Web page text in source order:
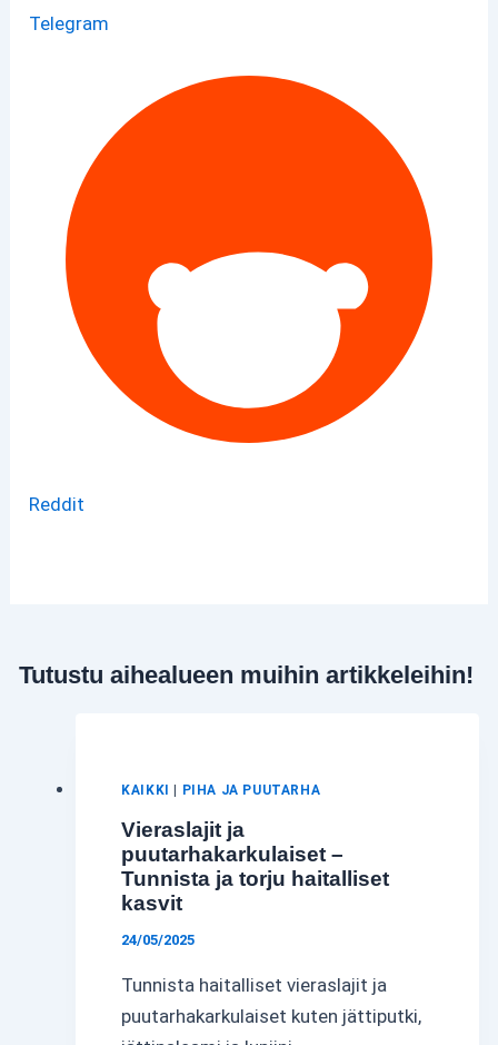
Telegram
Reddit
Tutustu aihealueen muihin artikkeleihin!
KAIKKI | PIHA JA PUUTARHA
Vieraslajit ja
puutarhakarkulaiset –
Tunnista ja torju haitalliset
kasvit
24/05/2025
Tunnista haitalliset vieraslajit ja
puutarhakarkulaiset kuten jättiputki,